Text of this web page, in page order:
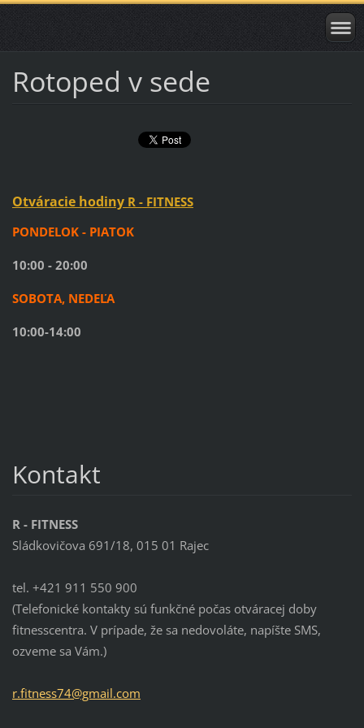
Rotoped v sede
Otváracie hodinyR - FITNESS
PONDELOK - PIATOK
10:00 - 20:00
SOBOTA, NEDEĽA
10:00-14:00
Kontakt
R - FITNESS
Sládkovičova 691/18, 015 01 Rajec
tel. +421 911 550 900
(Telefonické kontakty sú funkčné počas otváracej doby
fitnesscentra. V prípade, že sa nedovoláte, napíšte SMS,
ozveme sa Vám.)
r.fitness74@gmail.com